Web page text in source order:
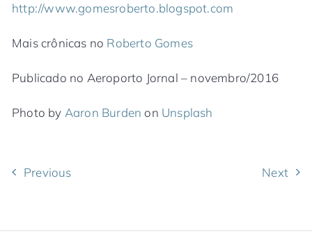
http://www.gomesroberto.blogspot.com
Mais crônicas no Roberto Gomes
Publicado no Aeroporto Jornal – novembro/2016
Photo by Aaron Burden on Unsplash
Previous Next